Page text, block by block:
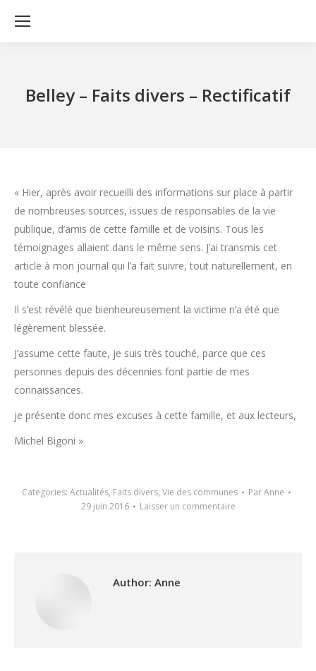
Belley – Faits divers – Rectificatif
« Hier, après avoir recueilli des informations sur place à partir
de nombreuses sources, issues de responsables de la vie
publique, d’amis de cette famille et de voisins. Tous les
témoignages allaient dans le même sens. J’ai transmis cet
article à mon journal qui l’a fait suivre, tout naturellement, en
toute confiance
Il s’est révélé que bienheureusement la victime n’a été que
légèrement blessée.
J’assume cette faute, je suis très touché, parce que ces
personnes depuis des décennies font partie de mes
connaissances.
je présente donc mes excuses à cette famille, et aux lecteurs,
Michel Bigoni »
Categories: Actualités, Faits divers, Vie des communes ParAnne
29 juin 2016
Laisser un commentaire
Author: Anne